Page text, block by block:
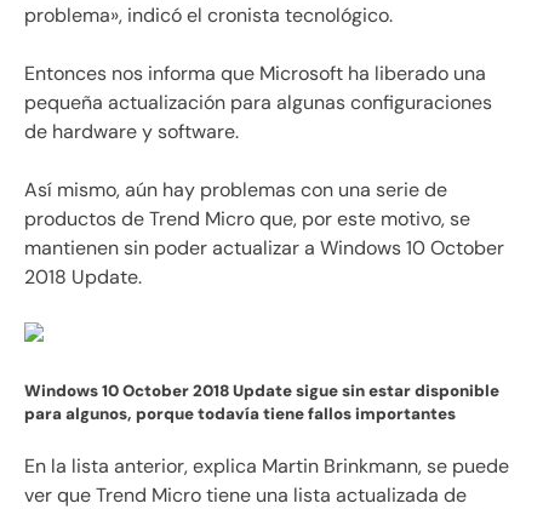
problema», indicó el cronista tecnológico.
Entonces nos informa que Microsoft ha liberado una
pequeña actualización para algunas configuraciones
de hardware y software.
Así mismo, aún hay problemas con una serie de
productos de Trend Micro que, por este motivo, se
mantienen sin poder actualizar a Windows 10 October
2018 Update.
Windows 10 October 2018 Update sigue sin estar disponible
para algunos, porque todavía tiene fallos importantes
En la lista anterior, explica Martin Brinkmann,se puede
ver que Trend Micro tiene una lista actualizada de